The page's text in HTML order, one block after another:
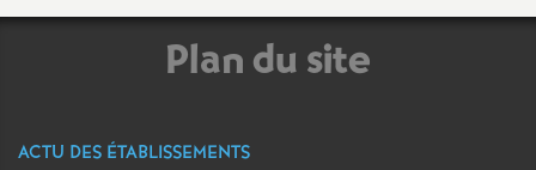
Plan du site
ACTU DES ÉTABLISSEMENTS